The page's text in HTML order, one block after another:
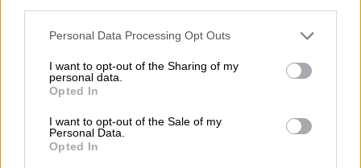
Personal Data Processing Opt Outs
I want to opt-out of the Sharing of my
personal data.
Opted In
I want to opt-out of the Sale of my
Personal Data.
Opted In
Reconquista leonesa
Por Carlos Miranda
mi pesadilla
Por María Pérez Herrero